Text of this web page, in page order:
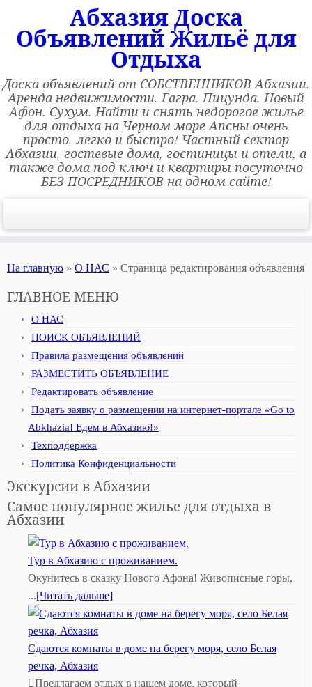
Абхазия Доска
Объявлений Жильё для
Отдыха
Доска объявлений от СОБСТВЕННИКОВ Абхазии.
Аренда недвижимости. Гагра. Пицунда. Новый
Афон. Сухум. Найти и снять недорогое жилье
для отдыха на Черном море Апсны очень
просто, легко и быстро! Частный сектор
Абхазии, гостевые дома, гостиницы и отели, а
также дома под ключ и квартиры посуточно
БЕЗ ПОСРЕДНИКОВ на одном сайте!
На главную » О НАС » Страница редактирования объявления
ГЛАВНОЕ МЕНЮ
О НАС
ПОИСК ОБЪЯВЛЕНИЙ
Правила размещения объявлений
РАЗМЕСТИТЬ ОБЪЯВЛЕНИЕ
Редактировать объявление
Подать заявку о размещении на интернет-портале «Go to
Abkhazia! Едем в Абхазию!»
Техподдержка
Политика Конфиденциальности
Экскурсии в Абхазии
Самое популярное жилье для отдыха в
Абхазии
Тур в Абхазию с проживанием.
Окунитесь в сказку Нового Афона! Живописные горы,
...[Читать дальше]
Сдаются комнаты в доме на берегу моря, село Белая
речка, Абхазия
Предлагаем отдых в нашем доме, который